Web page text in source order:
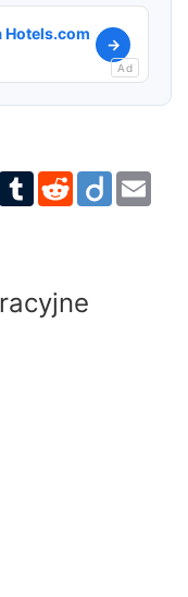
Hotels.com
→
Ad
Telegram
TumblrRedditDiigo